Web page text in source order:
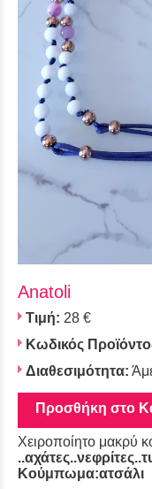
Anatoli
Τιμή: 28 €
Κωδικός
Διαθεσιμότητα:
Προσθήκη στο
Χειροποίητο μακρύ
Κούμπωμα:ατσάλι